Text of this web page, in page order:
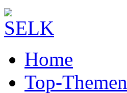
Home
Top-Themen